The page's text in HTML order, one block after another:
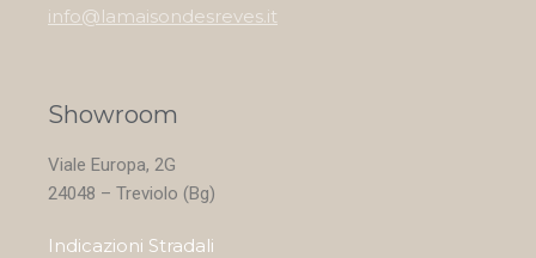
info@lamaisondesreves.it
Showroom
Viale Europa, 2G
24048 – Treviolo (Bg)
Indicazioni Stradali